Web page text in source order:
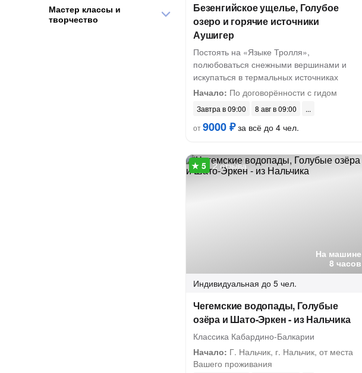
Безенгийское ущелье, Голубое
озеро и горячие источники
Аушигер
Постоять на «Языке Тролля»,
полюбоваться снежными вершинами и
искупаться в термальных источниках
Начало: По договорённости с гидом
Завтра в 09:00
8 авг в 09:00
от9000 ₽за всё до 4 чел.
На машине
8 часов
2 отзыва
Индивидуальная до 5 чел.
Чегемские водопады, Голубые
озёра и Шато-Эркен - из Нальчика
Классика Кабардино-Балкарии
Начало: Г. Нальчик, г. Нальчик, от места
Вашего проживания
Мастер классы и
творчество